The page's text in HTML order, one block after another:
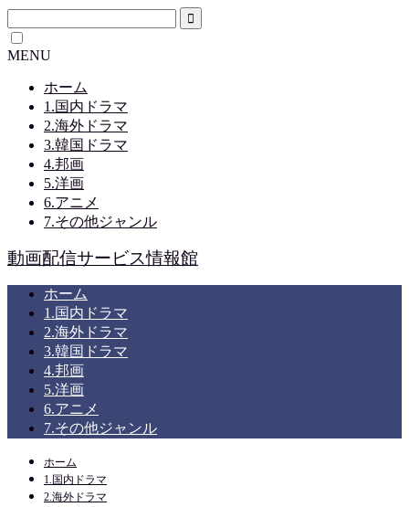
MENU
ホーム
1.国内ドラマ
2.海外ドラマ
3.韓国ドラマ
4.邦画
5.洋画
6.アニメ
7.その他ジャンル
動画配信サービス情報館
ホーム
1.国内ドラマ
2.海外ドラマ
3.韓国ドラマ
4.邦画
5.洋画
6.アニメ
7.その他ジャンル
ホーム
1.国内ドラマ
2.海外ドラマ